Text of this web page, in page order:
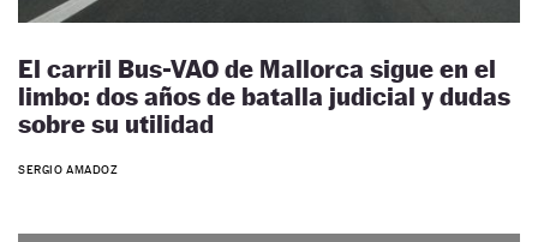
El carril Bus-VAO de Mallorca sigue en el
limbo: dos años de batalla judicial y dudas
sobre su utilidad
SERGIO AMADOZ